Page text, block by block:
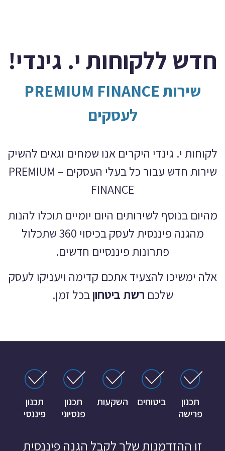
חדש ללקוחות י. גינדי!
שירות PREMIUM FINANCE
לעסקים
לקוחות י. גינדי היקרים אנו שמחים וגאים להשיק
שירות חדש עבור כל בעלי העסקים – PREMIUM
FINANCE
מהיום בנוסף לשירותים היום יומיים תוכלו להנות
מהגנה פיננסית לעסק בכיסוי 360 שתכלול
פתרונות פיננסיים חדשים.
אלה ימשיכו להצעיד אתכם קדימה ויעניקו לעסק
שלכם רשת ביטחוןבכל זמן.
תכנון
פרישה
ביטוחים השקעות
תכנון
פנסיוני
תכנון
פיננסי
זו ההזדמנות שלך לקבל הגנה פיננסית